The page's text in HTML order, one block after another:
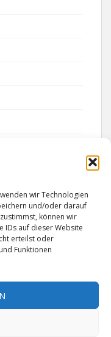
wir Technologien
und/oder darauf
können wir
IDs auf dieser Website
erteilst oder
Funktionen